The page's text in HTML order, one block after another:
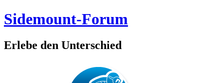
Sidemount-Forum
Erlebe den Unterschied